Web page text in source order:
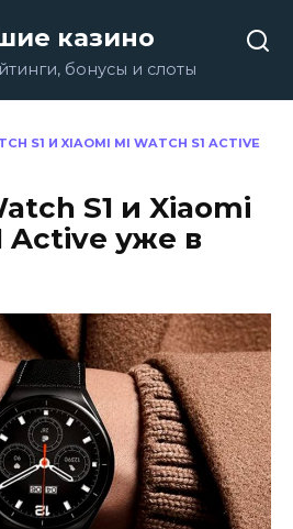
казино
бонусы и слоты
S1 И XIAOMI MI WATCH S1 ACTIVE
S1 и Xiaomi
Active уже в